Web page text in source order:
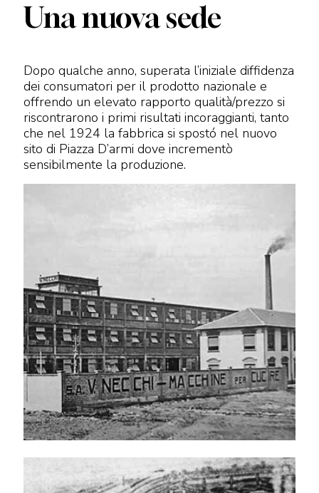
Una nuova sede
Dopo qualche anno, superata l’iniziale diffidenza
dei consumatori per il prodotto nazionale e
offrendo un elevato rapporto qualità/prezzo si
riscontrarono i primi risultati incoraggianti, tanto
che nel 1924 la fabbrica si spostó nel nuovo
sito di Piazza D’armi dove incrementò
sensibilmente la produzione.